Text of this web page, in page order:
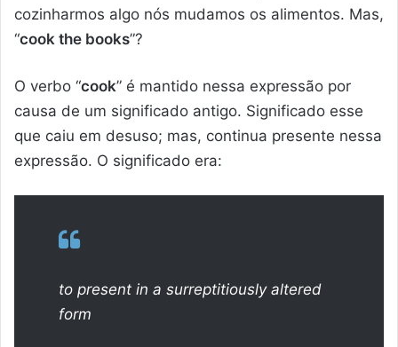
cozinharmos algo nós mudamos os alimentos. Mas,
“cook the books”?
O verbo “cook” é mantido nessa expressão por
causa de um significado antigo. Significado esse
que caiu em desuso; mas, continua presente nessa
expressão. O significado era:
to present in a surreptitiously altered
form